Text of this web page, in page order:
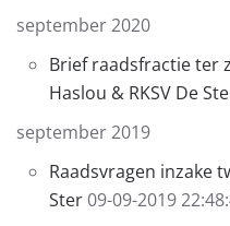
september 2020
Brief raadsfractie ter
Haslou & RKSV De
september 2019
Raadsvragen inzake
Ster09-09-2019